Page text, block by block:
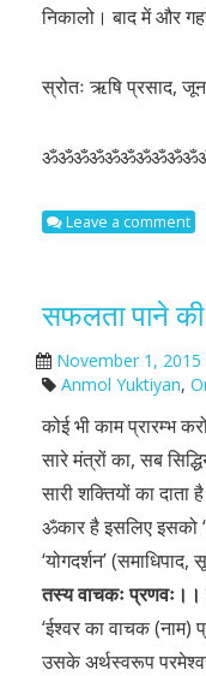
निकालो। बाद में और
स्रोतः ऋषि प्रसाद,
Leave a comment
सफलता पाने
November 1, 2015
Anmol Yuktiyan,
कोई भी काम प्रारम्भ
सारे मंत्रों का, सब
सारी शक्तियों का
ॐकार है इसलिए इसको
‘योगदर्शन’
तस्य वाचकः
‘ईश्वर का वाचक
उसके अर्थस्वरूप